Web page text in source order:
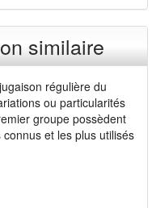
similaire
régulière du
ou particularités
groupe possèdent
et les plus utilisés